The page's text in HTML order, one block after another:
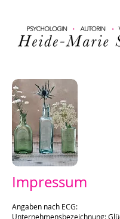
Impressum
Angaben nach ECG:
Unternehmensbezeichnung: